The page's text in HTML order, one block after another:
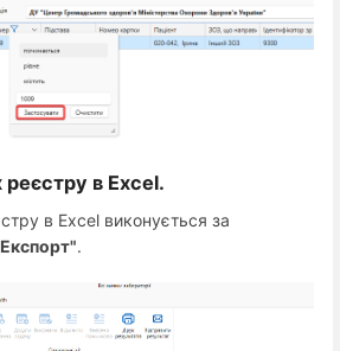
в Excel.
в Excel виконується за
.